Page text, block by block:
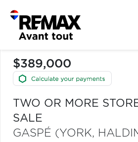
$389,000
TWO OR MORE
SALE
GASPÉ (YORK,